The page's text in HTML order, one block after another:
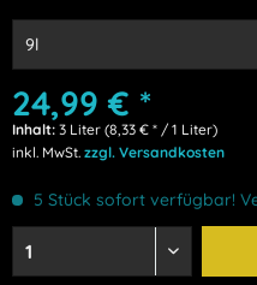
24,99 € *
Inhalt: 3 Liter (8,33 € * / 1 Liter)
inkl. MwSt. zzgl. Versandkosten
5 Stück sofort verfügbar!